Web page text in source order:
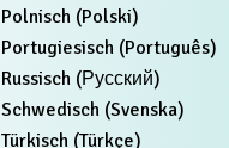
Polnisch (Polski)
Portugiesisch (Português)
Russisch (Русский)
Schwedisch (Svenska)
Türkisch (Türkçe)